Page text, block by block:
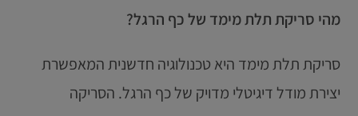
מהי סריקת תלת מימד של כף הרגל?
סריקת תלת מימד היא טכנולוגיה חדשנית המאפשרת
יצירת מודל דיגיטלי מדויק של כף הרגל. הסריקה